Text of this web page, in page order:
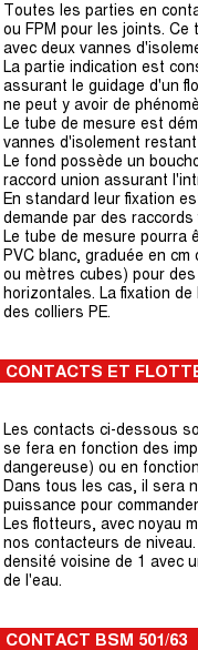
Toutes les parties en
ou FPM pour les joints.
avec deux vannes
La partie indication est
assurant le guidage d'un
ne peut y avoir de
Le tube de mesure est
vannes d'isolement
Le fond possède un
raccord union assurant
En standard leur fixation
demande par des
Le tube de mesure pourra
PVC blanc, graduée en
ou mètres cubes) pour
horizontales. La fixation
des colliers PE.
CONTACTS ET
Les contacts ci-dessous
se fera en fonction des
dangereuse) ou en
Dans tous les cas, il sera
puissance pour
Les flotteurs, avec noyau
nos contacteurs de
densité voisine de 1 avec
de l'eau.
CONTACT BSM 501/63